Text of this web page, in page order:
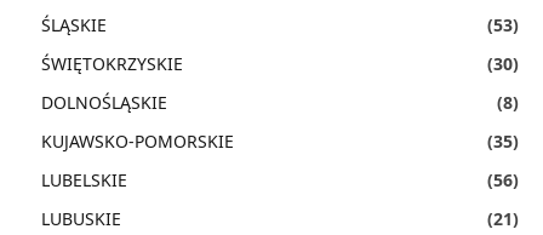
ŚLĄSKIE
(53)
ŚWIĘTOKRZYSKIE
(30)
DOLNOŚLĄSKIE
(8)
KUJAWSKO-POMORSKIE
(35)
LUBELSKIE
(56)
LUBUSKIE
(21)